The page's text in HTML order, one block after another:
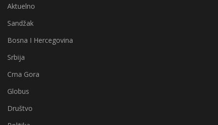
Aktuelno
Sandžak
Bosna I Hercegovina
Srbija
Crna Gora
Globus
Društvo